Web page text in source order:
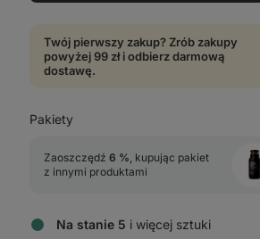
Twój pierwszy zakup? Zrób zakupy
powyżej 99 zł i odbierz darmową
dostawę.
Pakiety
Zaoszczędź 6 %, kupując pakiet
z innymi produktami
Na stanie 5 i więcej sztuki